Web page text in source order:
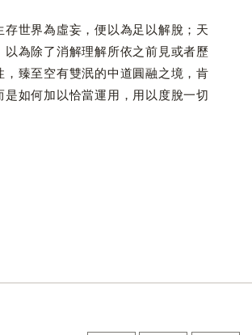
世界為虛妄，便以為足以解脫；天
為除了消解理解所依之前見或者歷
臻至空有雙泯的中道圓融之境，肯
如何加以恰當運用，用以度脫一切